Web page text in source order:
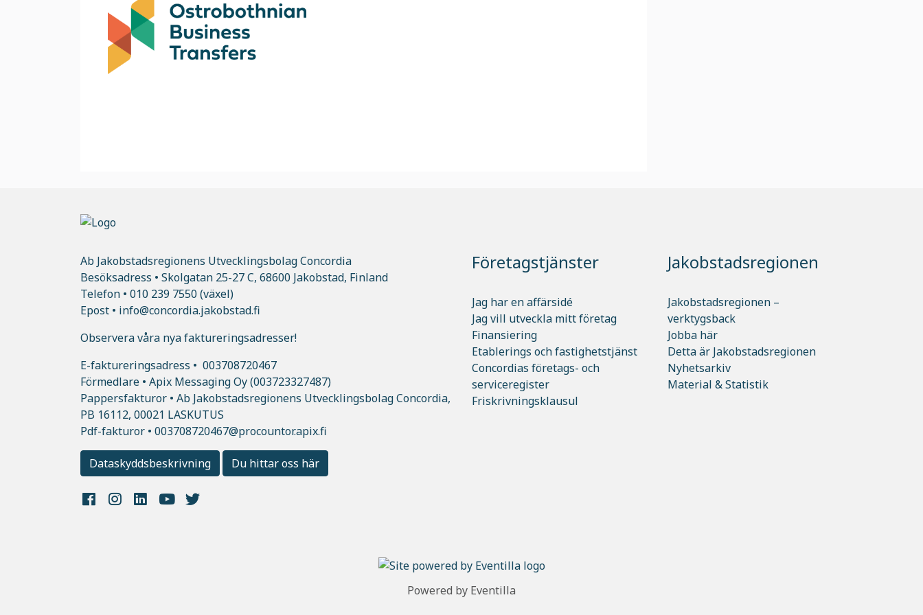
Ab Jakobstadsregionens Utvecklingsbolag Concordia
Besöksadress • Skolgatan 25-27 C, 68600 Jakobstad, Finland
Telefon • 010 239 7550 (växel)
Epost • info@concordia.jakobstad.fi
Observera våra nya faktureringsadresser!
E-faktureringsadress • 003708720467
Förmedlare • Apix Messaging Oy (003723327487)
Pappersfakturor • Ab Jakobstadsregionens Utvecklingsbolag Concordia,
PB 16112, 00021 LASKUTUS
Pdf-fakturor • 003708720467@procountor.apix.fi
Dataskyddsbeskrivning Du hittar oss här
Företagstjänster
Jag har en affärsidé
Jag vill utveckla mitt företag
Finansiering
Etablerings och fastighetstjänst
Concordias företags- och
serviceregister
Friskrivningsklausul
Jakobstadsregionen
Jakobstadsregionen –
verktygsback
Jobba här
Detta är Jakobstadsregionen
Nyhetsarkiv
Material & Statistik
Powered by Eventilla